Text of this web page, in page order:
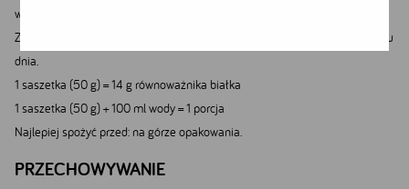
wody i wymieszać. Mieszać lub dobrze wstrząsać, aż proszek się rozpuści.
Zalecana dawka produktu musi być podzielona na porcje rozłożone w ciągu
dnia.
1 saszetka (50 g) = 14 g równoważnika białka
1 saszetka (50 g) + 100 ml wody = 1 porcja
Najlepiej spożyć przed: na górze opakowania.
PRZECHOWYWANIE